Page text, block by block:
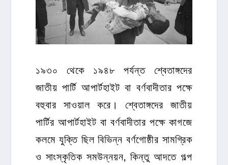
১৯৩০ থেকে ১৯৪৮ পর্যন্ত শ্বেতাঙ্গদের
জাতীয় পার্টি আপার্টহাইট বা বর্ণবাদীতার পক্ষে
বহুবার সাওয়াল করে। শ্বেতাঙ্গদের জাতীয়
পার্টির আপার্টহাইট বা বর্ণবাদীতার পক্ষে কাগজে
কলমে যুক্তি ছিল বিভিন্ন বর্ণগোষ্ঠীর সামগ্রিক
ও সাংস্কৃতিক সমউন্নয়ন, কিন্তু আদতে গল্প